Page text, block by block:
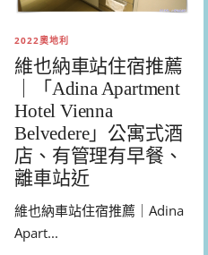
2022奧地利
維也納車站住宿推薦
｜「Adina Apartment
Hotel Vienna
Belvedere」公寓式酒
店、有管理有早餐、
離車站近
維也納車站住宿推薦｜Adina
Apart...